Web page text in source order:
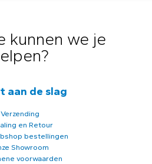
kunnen we je
aan de slag
Verzending
en Retour
bestellingen
Showroom
voorwaarden